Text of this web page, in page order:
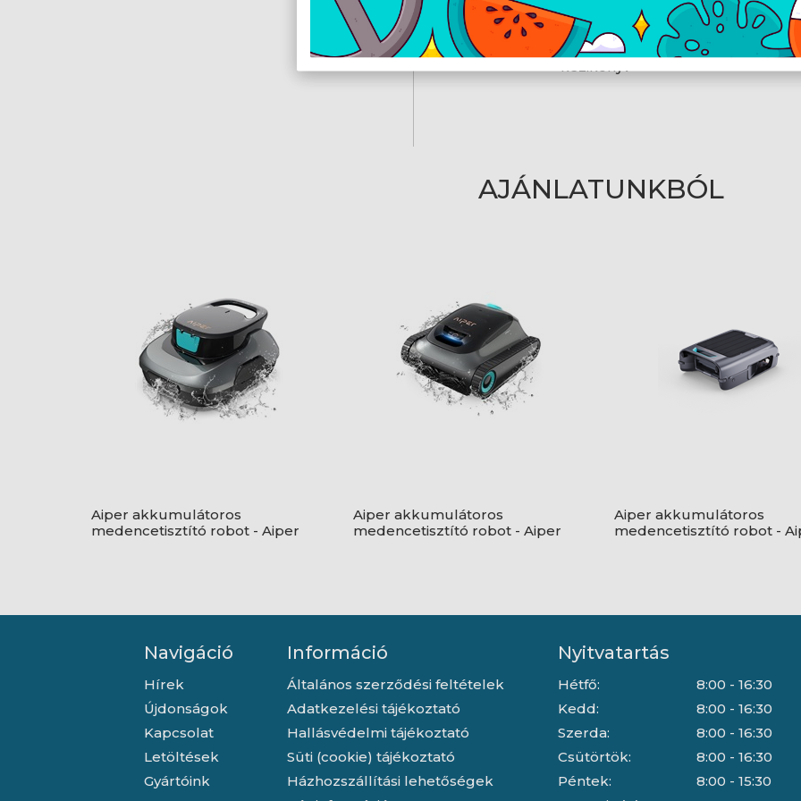
2026.04.20. Aiper HydroComm Pro adatlap
2026.04.20.
Aiper HydroComm Pro
kézikönyv
AJÁNLATUNKBÓL
Aiper akkumulátoros
medencetisztító robot - Aiper
Aiper akkumulátoros
medencetisztító robot - Aiper
Aiper akkumulátoros
medencetisztító robot -
Navigáció
Hírek
Újdonságok
Kapcsolat
Letöltések
Gyártóink
Információ
Általános szerződési feltételek
Adatkezelési tájékoztató
Hallásvédelmi tájékoztató
Süti (cookie) tájékoztató
Házhozszállítási lehetőségek
Nyitvatartás
Hétfő:
Kedd:
Szerda:
Csütörtök:
Péntek:
8:00 - 16:30
8:00 - 16:30
8:00 - 16:30
8:00 - 16:30
8:00 - 15:30